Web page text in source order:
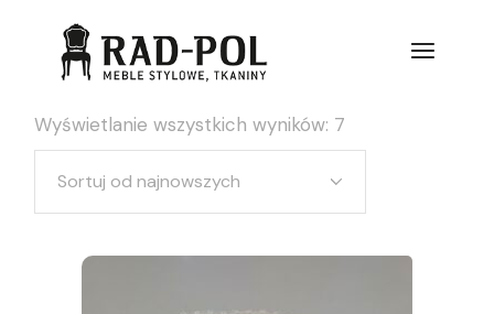
Wyświetlanie wszystkich wyników: 7
Sortuj od najnowszych